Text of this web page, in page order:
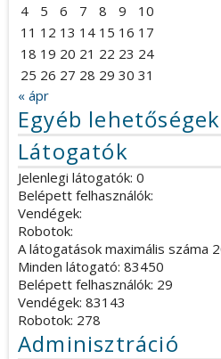
4
5 6 7 8 9
10
11 12 13 14 15 16 17
18 19 20 21 22 23 24
25 26 27 28 29 30 31
« ápr
Egyéb lehetőségek
Látogatók
Jelenlegi látogatók: 0
Belépett felhasználók:
Vendégek:
Robotok:
A látogatások maximális száma
Minden látogató: 83450
Belépett felhasználók: 29
Vendégek: 83143
Robotok: 278
Adminisztráció